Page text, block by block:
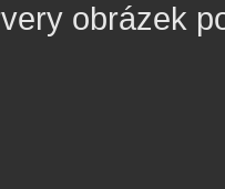
obrázek